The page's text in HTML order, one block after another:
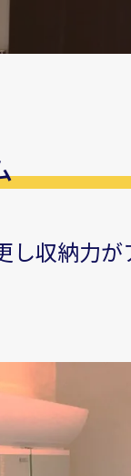
し収納力が